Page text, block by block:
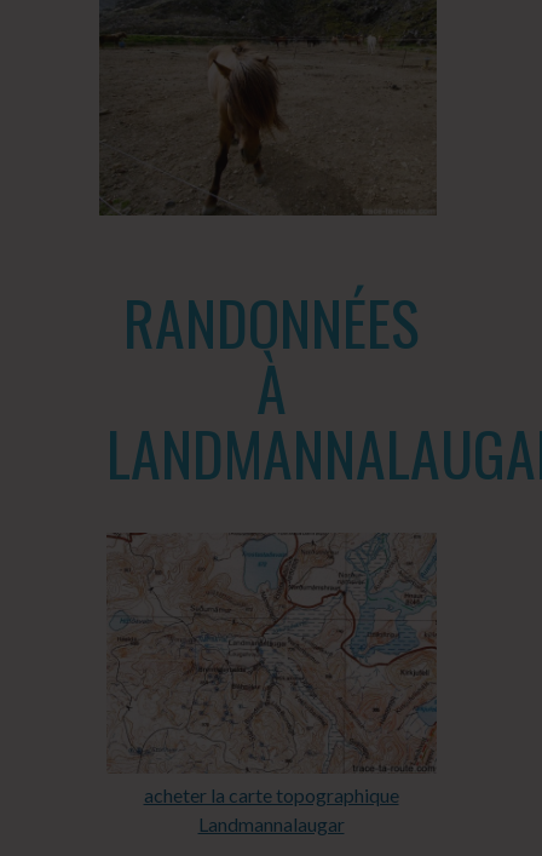
RANDONNÉES
À
acheter la carte topographique
Landmannalaugar